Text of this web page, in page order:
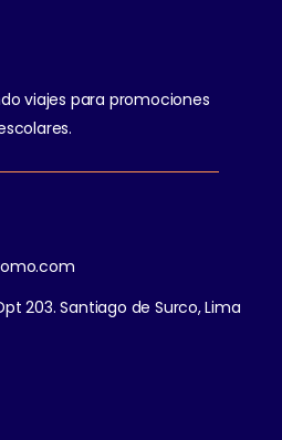
viajes para promociones
203. Santiago de Surco, Lima